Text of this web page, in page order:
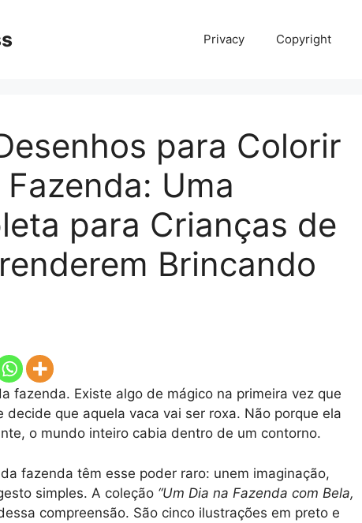
Privacy Copyright
para Colorir
Uma
para Crianças de
Brincando
fazenda. Existe algo de mágico na primeira vez que
decide que aquela vaca vai ser roxa. Não porque ela
o mundo inteiro cabia dentro de um contorno.
fazenda têm esse poder raro: unem imaginação,
simples. A coleção “Um Dia na Fazenda com Bela,
compreensão. São cinco ilustrações em preto e